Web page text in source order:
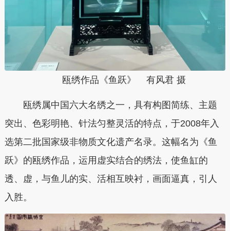
瓯绣作品《鱼跃》 有风君 摄
瓯绣属中国六大名绣之一，具有构图简练、主题
突出、色彩明艳、针法匀整灵活的特点，于2008年入
选第二批国家级非物质文化遗产名录。这幅名为《鱼
跃》的瓯绣作品，运用虚实结合的绣法，使鱼缸的
透、虚，与鱼儿的实、活相互映衬，画面逼真，引人
入胜。